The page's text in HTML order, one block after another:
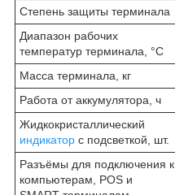
Степень защиты терминала
Диапазон рабочих
температур терминала, °С
Масса терминала, кг
Работа от аккумулятора, ч
Жидкокристаллический
индикатор с подсветкой, шт.
Разъёмы для подключения к
компьютерам, POS и